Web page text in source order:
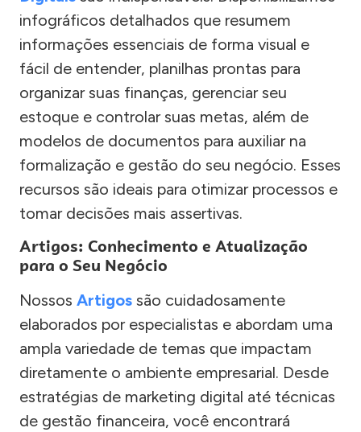
infográficos detalhados que resumem
informações essenciais de forma visual e
fácil de entender, planilhas prontas para
organizar suas finanças, gerenciar seu
estoque e controlar suas metas, além de
modelos de documentos para auxiliar na
formalização e gestão do seu negócio. Esses
recursos são ideais para otimizar processos e
tomar decisões mais assertivas.
Artigos: Conhecimento e Atualização
para o Seu Negócio
Nossos Artigos são cuidadosamente
elaborados por especialistas e abordam uma
ampla variedade de temas que impactam
diretamente o ambiente empresarial. Desde
estratégias de marketing digital até técnicas
de gestão financeira, você encontrará